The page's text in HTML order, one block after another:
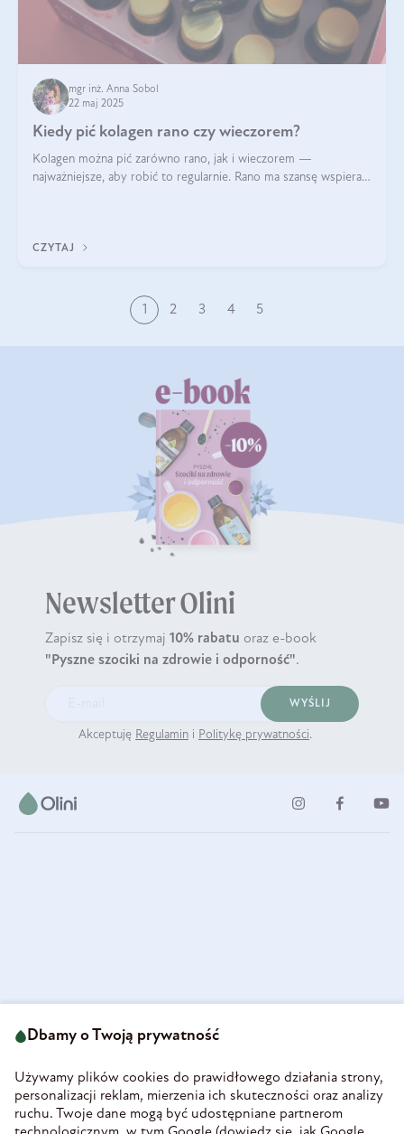
mgr inż. Anna Sobol
22 maj 2025
Kiedy pić kolagen rano czy wieczorem?
Kolagen można pić zarówno rano, jak i wieczorem —
najważniejsze, aby robić to regularnie. Rano ma szansę wspierać
CZYTAJ
1 2 3 4 5
Newsletter Olini
Zapisz się i otrzymaj 10% rabatu oraz e-book
"Pyszne szociki na zdrowie i odporność".
WYŚLIJ
Akceptuję Regulamin i Politykę prywatności.
58-160 Świebodzice
REGON 890213034
INFORMACJE
Dbamy o Twoją prywatność
Używamy plików cookies do prawidłowego działania strony,
personalizacji reklam, mierzenia ich skuteczności oraz analizy
ruchu. Twoje dane mogą być udostępniane partnerom